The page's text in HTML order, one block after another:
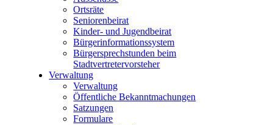
Ortsräte
Seniorenbeirat
Kinder- und Jugendbeirat
Bürgerinformationssystem
Bürgersprechstunden beim
Stadtvertretervorsteher
Verwaltung
Verwaltung
Öffentliche Bekanntmachungen
Satzungen
Formulare